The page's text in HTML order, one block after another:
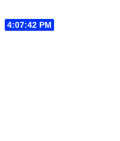
4:07:42 PM